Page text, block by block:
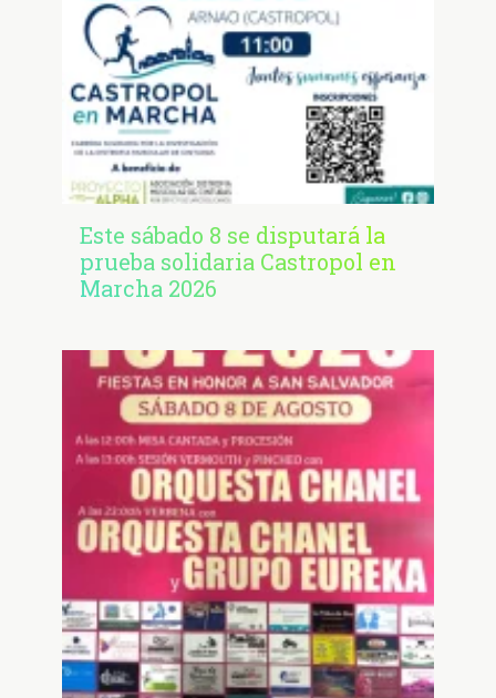
Este sábado 8 se disputará la
prueba solidaria Castropol en
Marcha 2026